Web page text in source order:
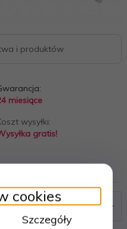
i produktów
miesiące
wysyłki:
gratis!
cookies
Szczegóły